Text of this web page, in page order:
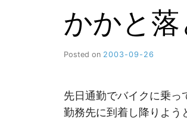
かかと落
Posted on 2003-09-26
M
先日通勤でバイクに乗っ
勤務先に到着し降りよう